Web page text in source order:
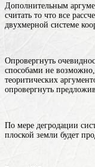
Дополнительным
считать то что все
двухмерной системе
Опровергнуть
способами не
теоритических
опровергнуть
По мере дегродации
плоской земли будет